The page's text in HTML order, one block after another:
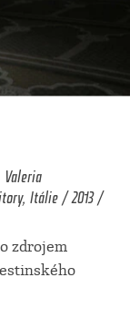
Itálie / 2013 /
zdrojem